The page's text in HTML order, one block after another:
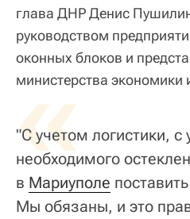
глава ДНР Денис
руководством
оконных блоков и
министерства экономики
«
"С учетом логистики, с
необходимого
в Мариуполе
Мы обязаны, и это